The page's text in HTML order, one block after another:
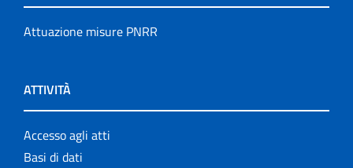
Attuazione misure PNRR
ATTIVITÀ
Accesso agli atti
Basi di dati